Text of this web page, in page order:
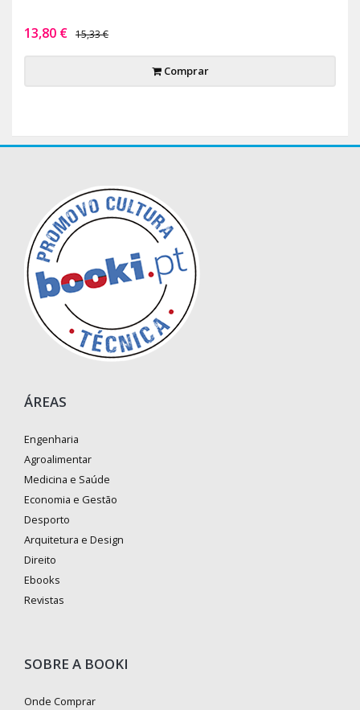
13,80 € 15,33 €
Comprar
ÁREAS
Engenharia
Agroalimentar
Medicina e Saúde
Economia e Gestão
Desporto
Arquitetura e Design
Direito
Ebooks
Revistas
SOBRE A BOOKI
Onde Comprar